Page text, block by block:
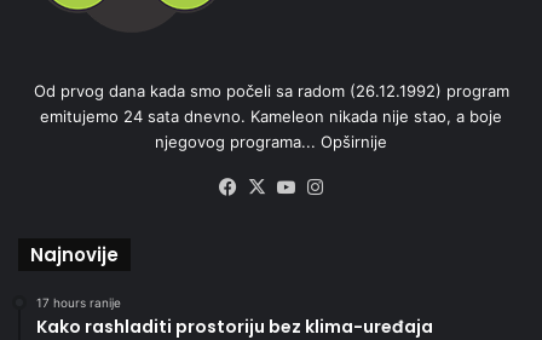
Od prvog dana kada smo počeli sa radom (26.12.1992) program
emitujemo 24 sata dnevno. Kameleon nikada nije stao, a boje
njegovog programa... Opširnije
Facebook
X YouTube
Najnovije
17 hours ranije
Kako rashladiti prostoriju bez klima-uređaja